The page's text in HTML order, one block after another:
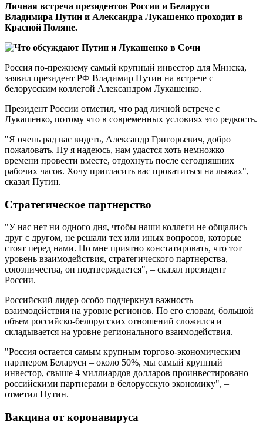
Личная встреча президентов России и Беларуси
Владимира Путин и Александра Лукашенко проходит в
Красной Поляне.
Россия по-прежнему самый крупный инвестор для Минска,
заявил президент РФ Владимир Путин на встрече с
белорусским коллегой Александром Лукашенко.
Президент России отметил, что рад личной встрече с
Лукашенко, потому что в современных условиях это редкость.
"Я очень рад вас видеть, Александр Григорьевич, добро
пожаловать. Ну я надеюсь, нам удастся хоть немножко
времени провести вместе, отдохнуть после сегодняшних
рабочих часов. Хочу пригласить вас прокатиться на лыжах", –
сказал Путин.
Стратегическое партнерство
"У нас нет ни одного дня, чтобы наши коллеги не общались
друг с другом, не решали тех или иных вопросов, которые
стоят перед нами. Но мне приятно констатировать, что тот
уровень взаимодействия, стратегического партнерства,
союзничества, он подтверждается", – сказал президент
России.
Российский лидер особо подчеркнул важность
взаимодействия на уровне регионов. По его словам, большой
объем российско-белорусских отношений сложился и
складывается на уровне регионального взаимодействия.
"Россия остается самым крупным торгово-экономическим
партнером Беларуси – около 50%, мы самый крупный
инвестор, свыше 4 миллиардов долларов проинвестировано
российскими партнерами в белорусскую экономику", –
отметил Путин.
Вакцина от коронавируса